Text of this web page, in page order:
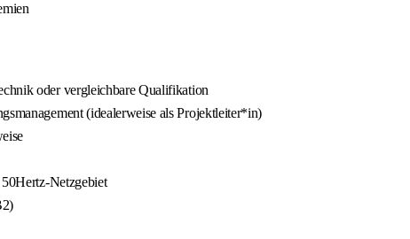
oder vergleichbare Qualifikation
(idealerweise als Projektleiter*in)
Netzgebiet